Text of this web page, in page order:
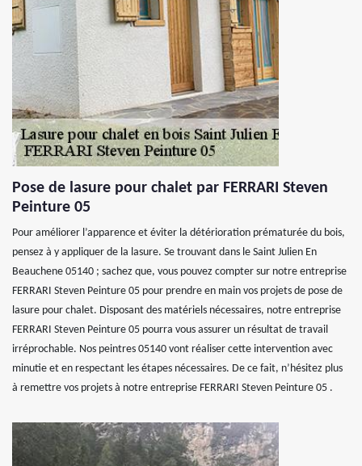
Pose de lasure pour chalet par FERRARI Steven
Peinture 05
Pour améliorer l’apparence et éviter la détérioration prématurée du bois,
pensez à y appliquer de la lasure. Se trouvant dans le Saint Julien En
Beauchene 05140 ; sachez que, vous pouvez compter sur notre entreprise
FERRARI Steven Peinture 05 pour prendre en main vos projets de pose de
lasure pour chalet. Disposant des matériels nécessaires, notre entreprise
FERRARI Steven Peinture 05 pourra vous assurer un résultat de travail
irréprochable. Nos peintres 05140 vont réaliser cette intervention avec
minutie et en respectant les étapes nécessaires. De ce fait, n’hésitez plus
à remettre vos projets à notre entreprise FERRARI Steven Peinture 05 .